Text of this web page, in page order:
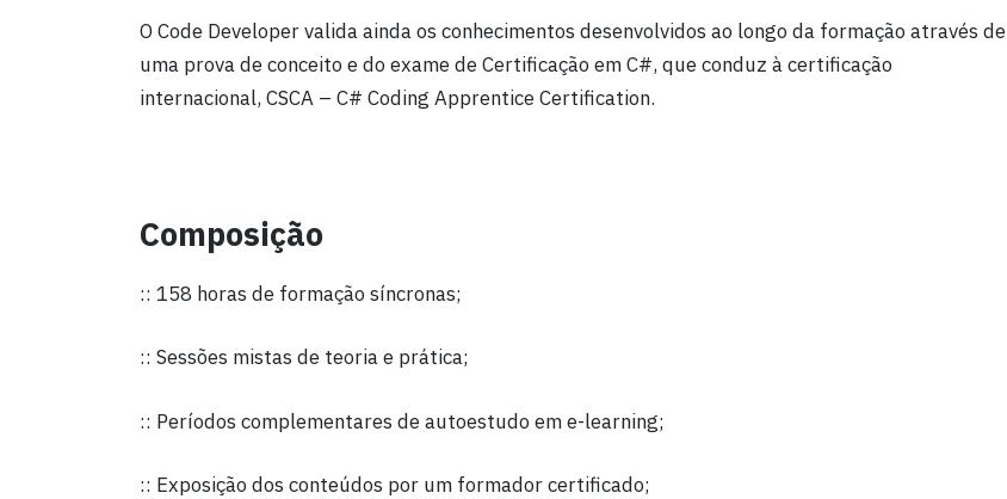
O Code Developer valida ainda os conhecimentos desenvolvidos ao longo da formação através de
uma prova de conceito e do exame de Certificação em C#, que conduz à certificação
internacional, CSCA – C# Coding Apprentice Certification.
Composição
:: 158 horas de formação síncronas;
:: Sessões mistas de teoria e prática;
:: Períodos complementares de autoestudo em e-learning;
:: Exposição dos conteúdos por um formador certificado;